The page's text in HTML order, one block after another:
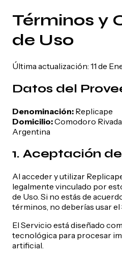
Términos y
de Uso
Última actualización: 11 de
Datos del
Denominación: Replicape
Domicilio:Comodoro
Argentina
1. Aceptación
Al acceder y utilizar
legalmente vinculado por
de Uso. Si no estás de
términos, no deberías usar el
El Servicio está diseñado
tecnológica para procesar
artificial.